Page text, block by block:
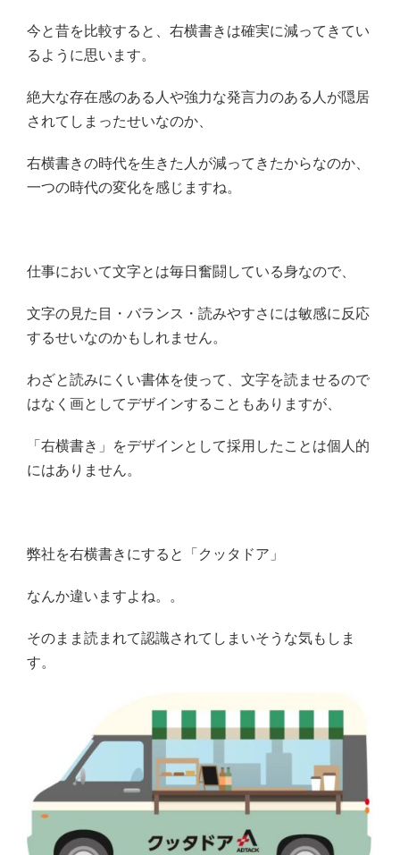
今と昔を比較すると、右横書きは確実に減ってきてい
るように思います。
絶大な存在感のある人や強力な発言力のある人が隠居
されてしまったせいなのか、
右横書きの時代を生きた人が減ってきたからなのか、
一つの時代の変化を感じますね。
仕事において文字とは毎日奮闘している身なので、
文字の見た目・バランス・読みやすさには敏感に反応
するせいなのかもしれません。
わざと読みにくい書体を使って、文字を読ませるので
はなく画としてデザインすることもありますが、
「右横書き」をデザインとして採用したことは個人的
にはありません。
弊社を右横書きにすると「クッタドア」
なんか違いますよね。。
そのまま読まれて認識されてしまいそうな気もしま
す。